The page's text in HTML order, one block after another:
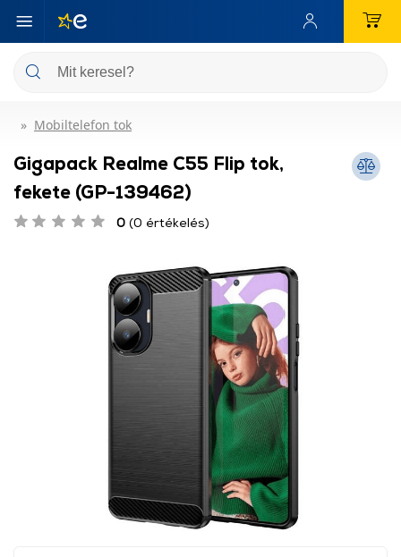
Mobiltelefon tok
Gigapack Realme C55 Flip tok,
fekete (GP-139462)
0 (0 értékelés)